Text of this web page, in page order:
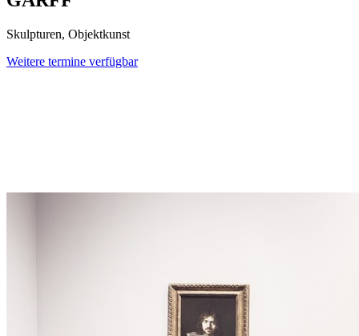
Skulpturen, Objektkunst
Weitere termine verfügbar